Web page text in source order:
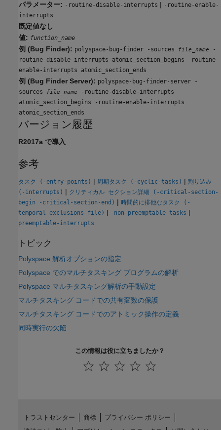
パラメーター: -routine-disable-interrupts | -routine-enable-
interrupts
既定値なし
値: function_name
例 (Bug Finder): polyspace-bug-finder -sources file_name
-
routine-disable-interrupts atomic_section_begins -routine-
enable-interrupts atomic_section_ends
例 (Bug Finder Server): polyspace-bug-finder-server -
sources
file_name
-routine-disable-interrupts
atomic_section_begins -routine-enable-interrupts
atomic_section_ends
バージョン履歴
R2017a で導入
参考
タスク (-entry-points) | 周期タスク (-cyclic-tasks) | 割り込み
(-interrupts) | クリティカル セクション詳細 (-critical-section-
begin -critical-section-end) | 時間的に排他なタスク (-
temporal-exclusions-file) | -non-preemptable-tasks | -
preemptable-interrupts
トピック
Polyspace 解析オプションの指定
Polyspace でのマルチタスキング プログラムの解析
Polyspace マルチタスキング解析の手動設定
マルチタスキング コードでの共有変数の保護
マルチタスキング コードでのアトミック操作の定義
同時実行の欠陥
この情報は役に立ちましたか？
トラストセンター 商標
プライバシー ポリシー